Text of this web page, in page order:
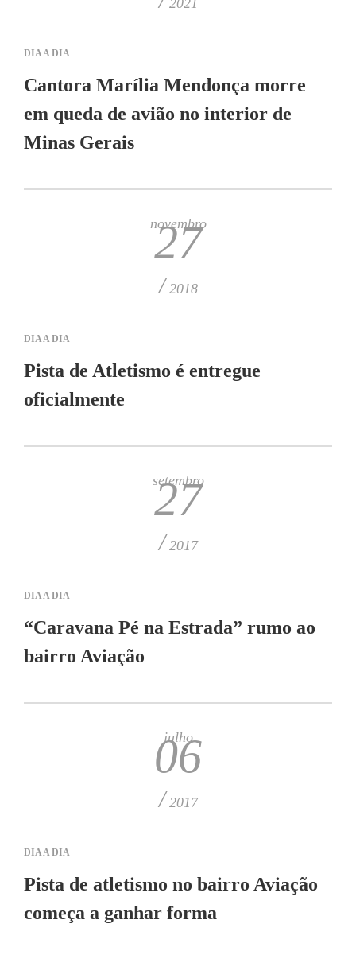
2021
DIA A DIA
Cantora Marília Mendonça morre
em queda de avião no interior de
Minas Gerais
novembro
27
/ 2018
DIA A DIA
Pista de Atletismo é entregue
oficialmente
setembro
27
/ 2017
DIA A DIA
“Caravana Pé na Estrada” rumo ao
bairro Aviação
julho
06
/ 2017
DIA A DIA
Pista de atletismo no bairro Aviação
começa a ganhar forma